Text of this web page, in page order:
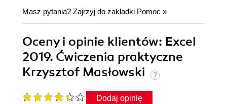
Masz pytania? Zajrzyj do zakładki Pomoc »
Oceny i opinie klientów: Excel
2019. Ćwiczenia praktyczne
Krzysztof Masłowski
Dodaj opinię